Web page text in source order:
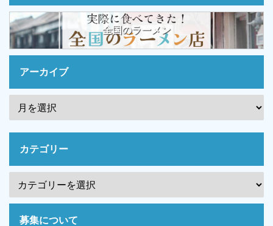
全国のラーメン
アーカイブ
カテゴリー
募集について